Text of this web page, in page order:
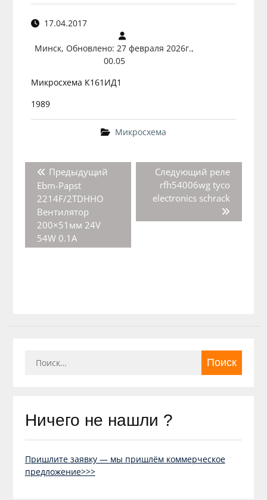
17.04.2017
Минск, Обновлено: 27 февраля 2026г.,
00.05
Микросхема К161ИД1
1989
Микросхема
записям
Предыдущий Предыдущая
Ebm-Papst
2214F/2TDHHO
Вентилятор
200×51мм 24V
54W 0.1A
Следующий Следующая
запись:
реле
rfh54006wg tyco
electronics schrack
Ничего не нашли ?
Пришлите заявку — мы пришлём коммерческое
предложение>>>